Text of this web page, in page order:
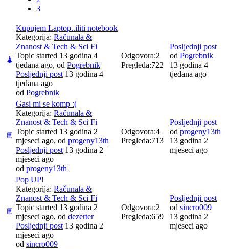
3
Kupujem Laptop..iliti notebook
Kategorija: Računala &
Znanost & Tech & Sci Fi
Topic started 13 godina 4
tjedana ago, od Pogrebnik
Posljednji post 13 godina 4
tjedana ago
od Pogrebnik
Odgovora:2
Pregleda:722
Posljednji post
od Pogrebnik
13 godina 4
tjedana ago
Gasi mi se komp :(
Kategorija: Računala &
Znanost & Tech & Sci Fi
Topic started 13 godina 2
mjeseci ago, od progeny13th
Posljednji post 13 godina 2
mjeseci ago
od progeny13th
Odgovora:4
Pregleda:713
Posljednji post
od progeny13th
13 godina 2
mjeseci ago
Pop UP!
Kategorija: Računala &
Znanost & Tech & Sci Fi
Topic started 13 godina 2
mjeseci ago, od dezerter
Posljednji post 13 godina 2
mjeseci ago
od sincro009
Odgovora:2
Pregleda:659
Posljednji post
od sincro009
13 godina 2
mjeseci ago